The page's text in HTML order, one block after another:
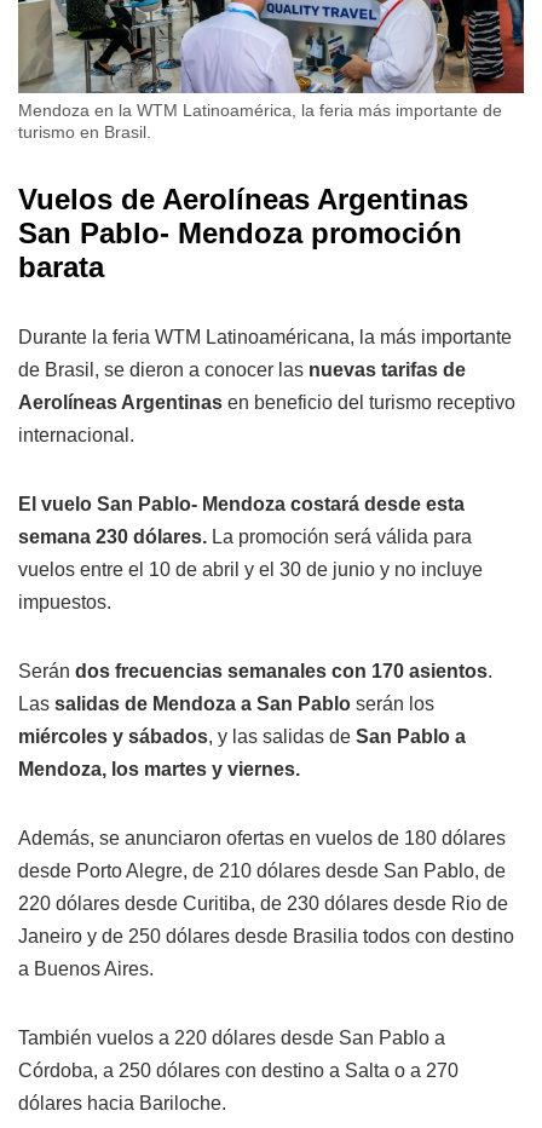
Mendoza en la WTM Latinoamérica, la feria más importante de
turismo en Brasil.
Vuelos de Aerolíneas Argentinas
San Pablo- Mendoza promoción
barata
Durante la feria WTM Latinoaméricana, la más importante
de Brasil, se dieron a conocer las nuevas tarifas de
Aerolíneas Argentinas en beneficio del turismo receptivo
internacional.
El vuelo San Pablo- Mendoza costará desde esta
semana 230 dólares. La promoción será válida para
vuelos entre el 10 de abril y el 30 de junio y no incluye
impuestos.
Serán dos frecuencias semanales con 170 asientos.
Las salidas de Mendoza a San Pablo serán los
miércoles y sábados, y las salidas de San Pablo a
Mendoza, los martes y viernes.
Además, se anunciaron ofertas en vuelos de 180 dólares
desde Porto Alegre, de 210 dólares desde San Pablo, de
220 dólares desde Curitiba, de 230 dólares desde Rio de
Janeiro y de 250 dólares desde Brasilia todos con destino
a Buenos Aires.
También vuelos a 220 dólares desde San Pablo a
Córdoba, a 250 dólares con destino a Salta o a 270
dólares hacia Bariloche.